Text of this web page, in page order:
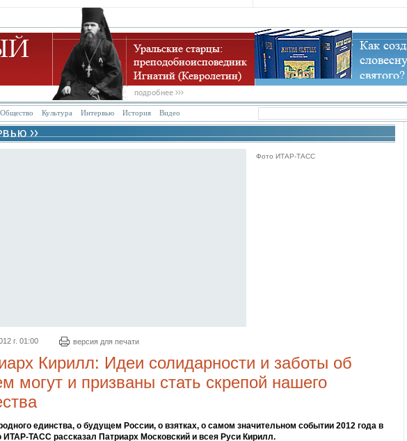
Общество Культура Интервью История Видео
Фото ИТАР-ТАСС
г. 01:00 версия для печати
Кирилл: Идеи солидарности и заботы об
могут и призваны стать скрепой нашего
единства, о будущем России, о взятках, о самом значительном событии 2012 года в
ИТАР-ТАСС рассказал Патриарх Московский и всея Руси Кирилл.